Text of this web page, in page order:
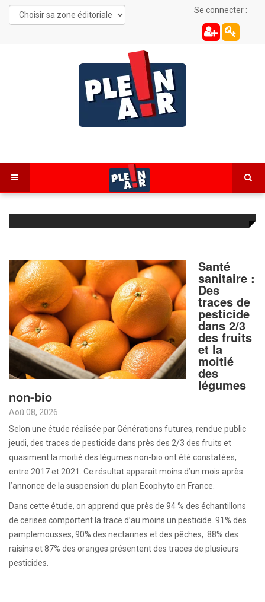
Se connecter :
Santé
sanitaire :
Des
traces de
pesticide
dans 2/3
des fruits
et la
moitié
des
légumes
non-bio
Aoû 08, 2026
Selon une étude réalisée par Générations futures, rendue public
jeudi, des traces de pesticide dans près des 2/3 des fruits et
quasiment la moitié des légumes non-bio ont été constatées,
entre 2017 et 2021. Ce résultat apparaît moins d’un mois après
l’annonce de la suspension du plan Ecophyto en France.
Dans cette étude, on apprend que près de 94 % des échantillons
de cerises comportent la trace d’au moins un pesticide. 91% des
pamplemousses, 90% des nectarines et des pêches, 88% des
raisins et 87% des oranges présentent des traces de plusieurs
pesticides.